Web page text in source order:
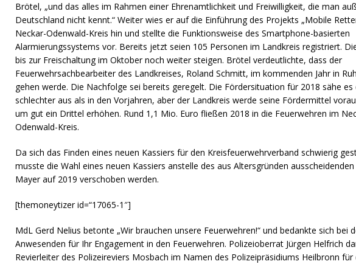
Brötel, „und das alles im Rahmen einer Ehrenamtlichkeit und Freiwilligkeit, die man
Deutschland nicht kennt.“ Weiter wies er auf die Einführung des Projekts „Mobile
Neckar-Odenwald-Kreis hin und stellte die Funktionsweise des Smartphone-basierten
Alarmierungssystems vor. Bereits jetzt seien 105 Personen im Landkreis registriert.
bis zur Freischaltung im Oktober noch weiter steigen. Brötel verdeutlichte, dass der
Feuerwehrsachbearbeiter des Landkreises, Roland Schmitt, im kommenden Jahr in
gehen werde. Die Nachfolge sei bereits geregelt. Die Fördersituation für 2018 sähe es
schlechter aus als in den Vorjahren, aber der Landkreis werde seine Fördermittel
um gut ein Drittel erhöhen. Rund 1,1 Mio. Euro fließen 2018 in die Feuerwehren im
Odenwald-Kreis.
Da sich das Finden eines neuen Kassiers für den Kreisfeuerwehrverband schwierig
musste die Wahl eines neuen Kassiers anstelle des aus Altersgründen ausscheidenden
Mayer auf 2019 verschoben werden.
[themoneytizer id=“17065-1″]
MdL Gerd Nelius betonte „Wir brauchen unsere Feuerwehren!“ und bedankte sich bei
Anwesenden für Ihr Engagement in den Feuerwehren. Polizeioberrat Jürgen Helfrich
Revierleiter des Polizeireviers Mosbach im Namen des Polizeipräsidiums Heilbronn für